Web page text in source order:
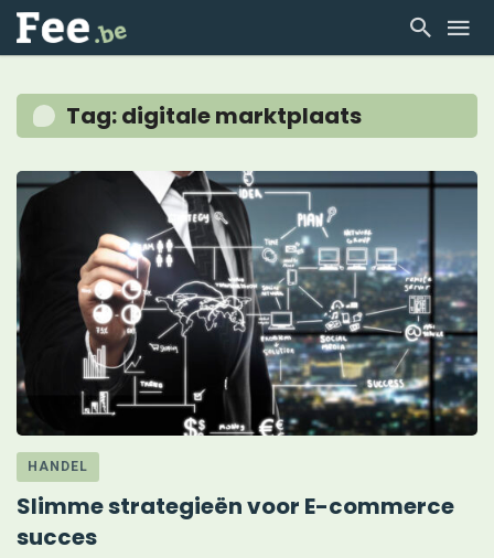
Tag: digitale marktplaats
HANDEL
Slimme strategieën voor E-commerce
succes